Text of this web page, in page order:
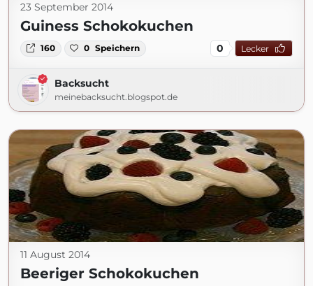
23 September 2014
Guiness Schokokuchen
160 0 Speichern 0 Lecker
Backsucht
meinebacksucht.blogspot.de
11 August 2014
Beeriger Schokokuchen